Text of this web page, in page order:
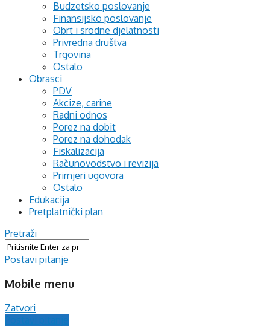
Budzetsko poslovanje
Finansijsko poslovanje
Obrt i srodne djelatnosti
Privredna društva
Trgovina
Ostalo
Obrasci
PDV
Akcize, carine
Radni odnos
Porez na dobit
Porez na dohodak
Fiskalizacija
Računovodstvo i revizija
Primjeri ugovora
Ostalo
Edukacija
Pretplatnički plan
Pretraži
Postavi pitanje
Mobile menu
Zatvori